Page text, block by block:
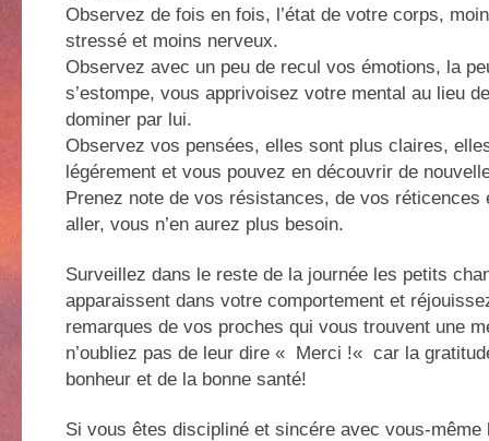
Observez de fois en fois, l’état de votre corps,
stressé et moins nerveux.
Observez avec un peu de recul vos émotions, la
s’estompe, vous apprivoisez votre mental au lieu
dominer par lui.
Observez vos pensées, elles sont plus claires,
légérement et vous pouvez en découvrir de
Prenez note de vos résistances, de vos réticences
aller, vous n’en aurez plus besoin.
Surveillez dans le reste de la journée les petits
apparaissent dans votre comportement et
remarques de vos proches qui vous trouvent une
n’oubliez pas de leur dire « Merci !« car la
bonheur et de la bonne santé!
Si vous êtes discipliné et sincére avec vous-même